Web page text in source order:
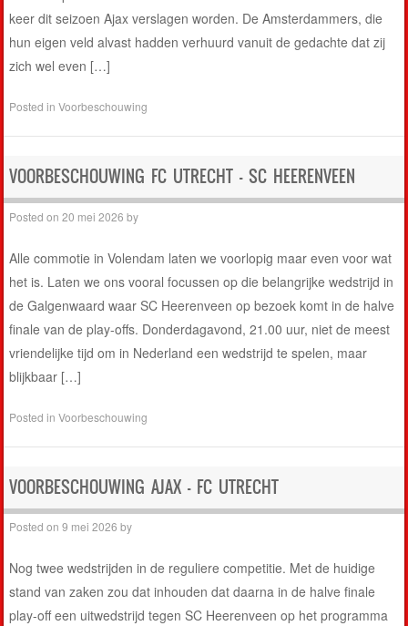
keer dit seizoen Ajax verslagen worden. De Amsterdammers, die
hun eigen veld alvast hadden verhuurd vanuit de gedachte dat zij
zich wel even […]
Posted inVoorbeschouwing
VOORBESCHOUWING FC UTRECHT – SC HEERENVEEN
Posted on20 mei 2026 by
Alle commotie in Volendam laten we voorlopig maar even voor wat
het is. Laten we ons vooral focussen op die belangrijke wedstrijd in
de Galgenwaard waar SC Heerenveen op bezoek komt in de halve
finale van de play-offs. Donderdagavond, 21.00 uur, niet de meest
vriendelijke tijd om in Nederland een wedstrijd te spelen, maar
blijkbaar […]
Posted inVoorbeschouwing
VOORBESCHOUWING AJAX – FC UTRECHT
Posted on9 mei 2026 by
Nog twee wedstrijden in de reguliere competitie. Met de huidige
stand van zaken zou dat inhouden dat daarna in de halve finale
play-off een uitwedstrijd tegen SC Heerenveen op het programma